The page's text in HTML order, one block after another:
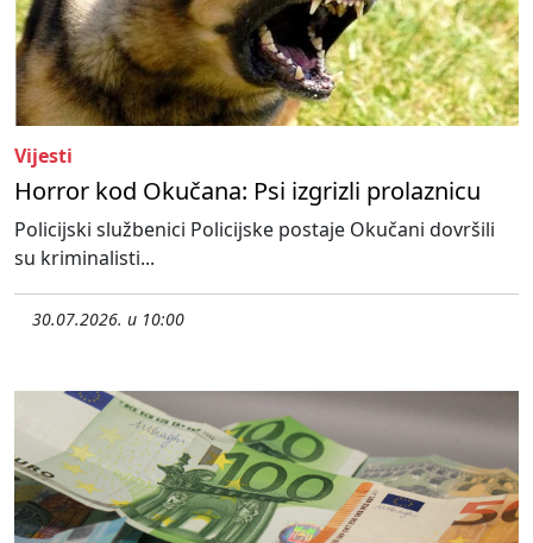
Vijesti
Horror kod Okučana: Psi izgrizli prolaznicu
Policijski službenici Policijske postaje Okučani dovršili
su kriminalisti...
30.07.2026. u 10:00